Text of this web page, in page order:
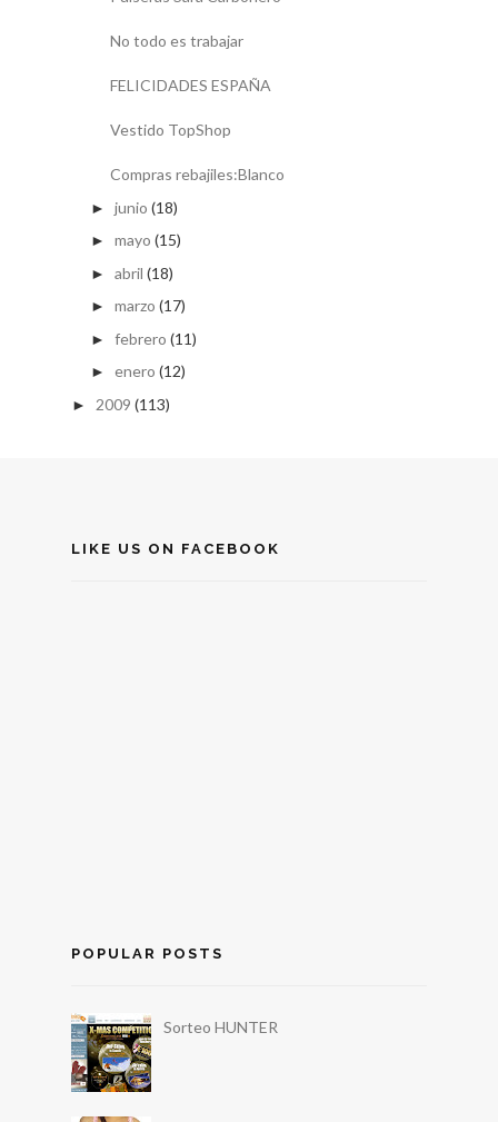
No todo es trabajar
FELICIDADES ESPAÑA
Vestido TopShop
Compras rebajiles:Blanco
► junio (18)
► mayo (15)
► abril (18)
► marzo (17)
► febrero (11)
► enero (12)
► 2009 (113)
LIKE US ON FACEBOOK
POPULAR POSTS
Sorteo HUNTER